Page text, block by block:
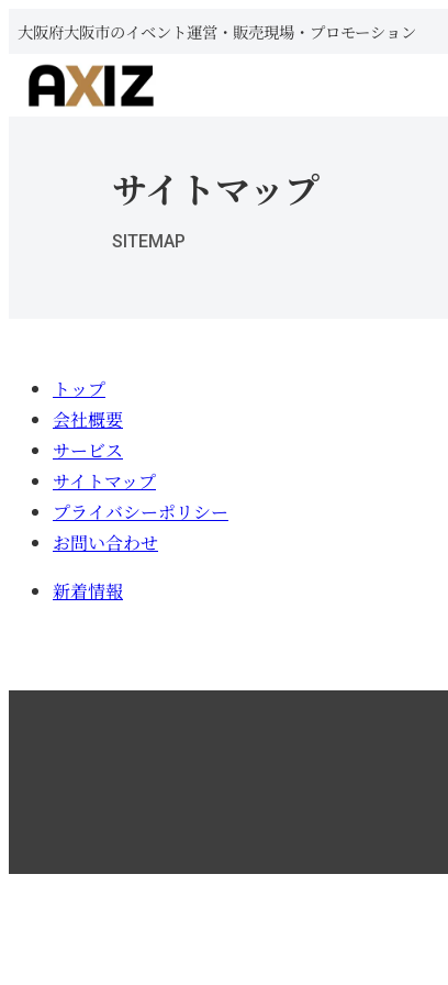
大阪府大阪市のイベント運営・販売現場・プロモーション
サイトマップ
SITEMAP
トップ
会社概要
サービス
サイトマップ
プライバシーポリシー
お問い合わせ
新着情報